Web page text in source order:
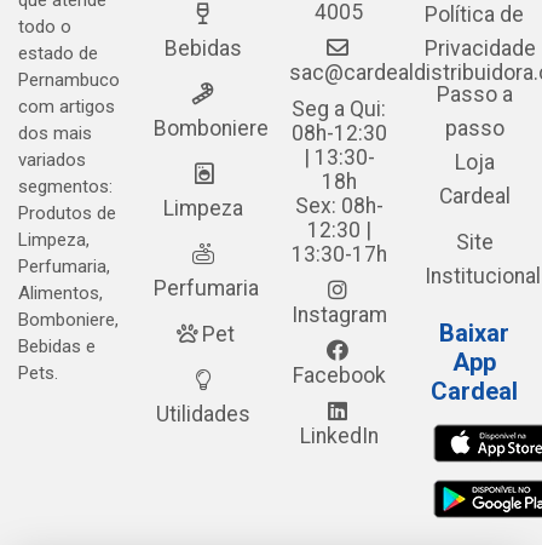
todo o
estado de
Pernambuco
com artigos
dos mais
variados
segmentos:
Produtos de
Limpeza,
Perfumaria,
Alimentos,
Bomboniere,
Bebidas e
Pets.
Bebidas
Bomboniere
Limpeza
Perfumaria
Pet
Utilidades
4005
Seg a Qui:
08h-12:30
| 13:30-
18h
Sex: 08h-
12:30 |
13:30-17h
Instagram
Facebook
LinkedIn
Política de
Privacidade
Passo a
passo
Loja
Cardeal
Site
Institucional
Baixar
App
Cardeal